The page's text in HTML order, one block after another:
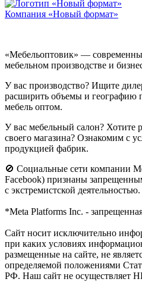
Компания «Новый формат»
«Мебельоптовик» —
мебельном производстве и
У вас производство? Ищите
расширить объемы и географию
мебель оптом.
У вас мебельный салон? Хотите
своего магазина? Ознакомим с
продукцией фабрик.
🚫 Социальные сети компании
Facebook) признаны
с экстремистской деятельностью.
*Meta Platforms Inc. -
Cайт носит исключительно
при каких условиях
размещенные на сайте, не
определяемой положениями
РФ. Наш сайт не осуществляет